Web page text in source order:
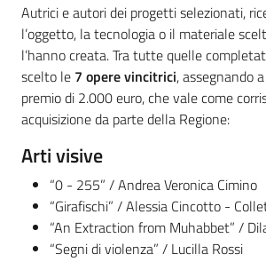
Autrici e autori dei progetti selezionati,
l’oggetto, la tecnologia o il materiale
l’hanno creata. Tra tutte quelle
scelto le 7 opere vincitrici, assegnando
premio di 2.000 euro, che vale come
acquisizione da parte della Regione:
Arti visive
“0 - 255” / Andrea Veronica Cimino
“Girafischi” / Alessia Cincotto -
“An Extraction from Muhabbet” /
“Segni di violenza” / Lucilla Rossi